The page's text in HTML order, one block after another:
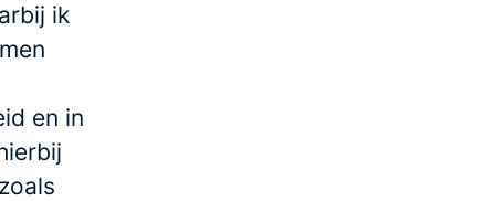
ik
en in